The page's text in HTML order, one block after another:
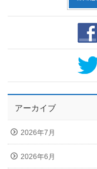
アーカイブ
2026年7月
2026年6月